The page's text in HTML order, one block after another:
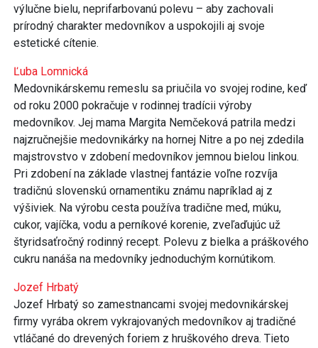
výlučne bielu, neprifarbovanú polevu – aby zachovali
prírodný charakter medovníkov a uspokojili aj svoje
estetické cítenie.
Ľuba Lomnická
Medovnikárskemu remeslu sa priučila vo svojej rodine, keď
od roku 2000 pokračuje v rodinnej tradícii výroby
medovníkov. Jej mama Margita Nemčeková patrila medzi
najzručnejšie medovnikárky na hornej Nitre a po nej zdedila
majstrovstvo v zdobení medovníkov jemnou bielou linkou.
Pri zdobení na základe vlastnej fantázie voľne rozvíja
tradičnú slovenskú ornamentiku známu napríklad aj z
výšiviek. Na výrobu cesta používa tradične med, múku,
cukor, vajíčka, vodu a perníkové korenie, zveľaďujúc už
štyridsaťročný rodinný recept. Polevu z bielka a práškového
cukru nanáša na medovníky jednoduchým kornútikom.
Jozef Hrbatý
Jozef Hrbatý so zamestnancami svojej medovnikárskej
firmy vyrába okrem vykrajovaných medovníkov aj tradičné
vtláčané do drevených foriem z hruškového dreva. Tieto